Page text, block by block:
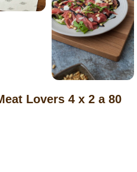
Lovers 4 x 2 a 80